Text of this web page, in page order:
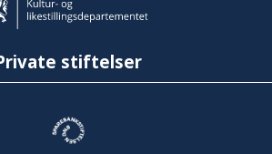
stiftelser